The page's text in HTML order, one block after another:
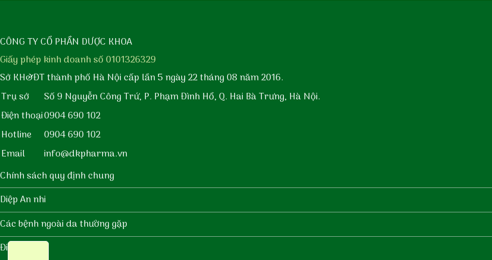
CÔNG TY CỔ PHẦN DƯỢC KHOA
Giấy phép kinh doanh số 0101326329
Sở KH&ĐT thành phố Hà Nội cấp lần 5 ngày 22 tháng 08 năm 2016.
Trụ sở
Số 9 Nguyễn Công Trứ, P. Phạm Đình Hổ, Q. Hai Bà Trưng, Hà Nội.
Điện thoại0904 690 102
Hotline
0904 690 102
Email
info@dkpharma.vn
Chính sách quy định chung
Diệp An nhi
Các bệnh ngoài da thường gặp
Điểm bán